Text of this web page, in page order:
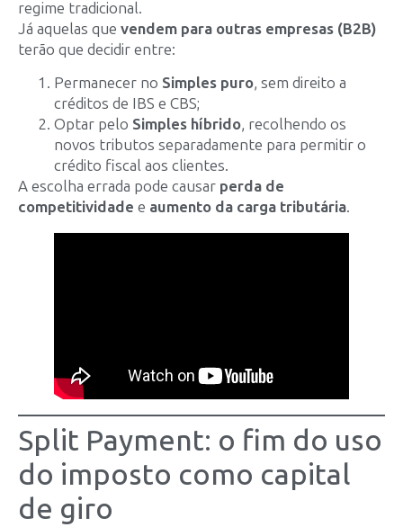
regime tradicional.
Já aquelas que vendem para outras empresas (B2B)
terão que decidir entre:
Permanecer no Simples puro, sem direito a
créditos de IBS e CBS;
Optar pelo Simples híbrido, recolhendo os
novos tributos separadamente para permitir o
crédito fiscal aos clientes.
A escolha errada pode causar perda de
competitividade e aumento da carga tributária.
Split Payment: o fim do uso
do imposto como capital
de giro